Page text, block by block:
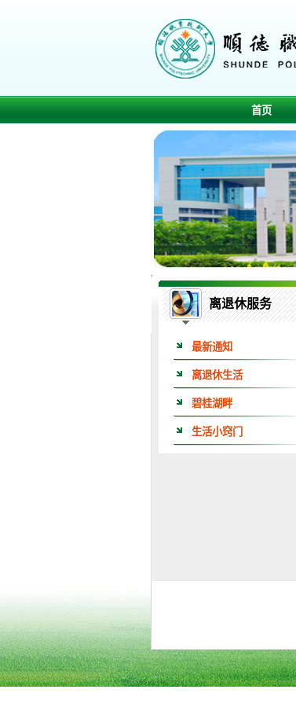
首页
离退休服务
最新通知
离退休生活
碧桂湖畔
生活小窍门